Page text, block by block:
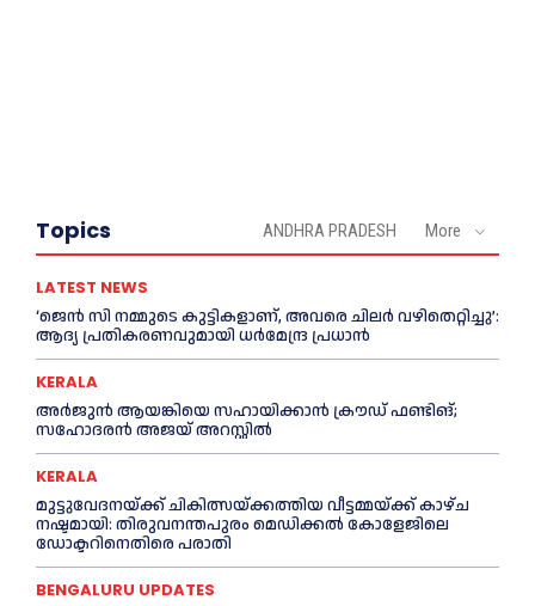
Topics ANDHRA PRADESH More
LATEST NEWS
‘ജെൻ സി നമ്മുടെ കുട്ടികളാണ്, അവരെ ചിലര്‍ വഴിതെറ്റിച്ചു’:
ആദ്യ പ്രതികരണവുമായി ധര്‍മേന്ദ്ര പ്രധാൻ
KERALA
അര്‍ജുന്‍ ആയങ്കിയെ സഹായിക്കാൻ ക്രൗഡ് ഫണ്ടിങ്;
സഹോദരന്‍ അജയ് അറസ്റ്റില്‍
KERALA
മുട്ടുവേദനയ്ക്ക് ചികിത്സയ്ക്കത്തിയ വീട്ടമ്മയ്ക്ക് കാഴ്ച
നഷ്ടമായി: തിരുവനന്തപുരം മെഡിക്കല്‍ കോളേജിലെ
ഡോക്ടറിനെതിരെ പരാതി
BENGALURU UPDATES